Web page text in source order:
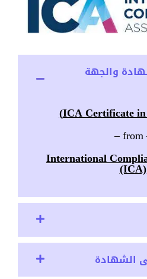
والجهة
–
International
(ICA)
الشهادة